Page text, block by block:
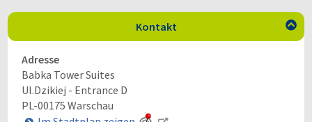
Kontakt 
Adresse
Babka Tower Suites
Ul.Dzikiej - Entrance D
PL-00175 Warschau